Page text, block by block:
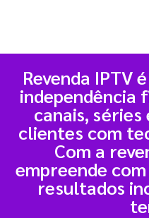
Revenda IPTV
independência
canais, séries
clientes com
Com a
empreende
resultados